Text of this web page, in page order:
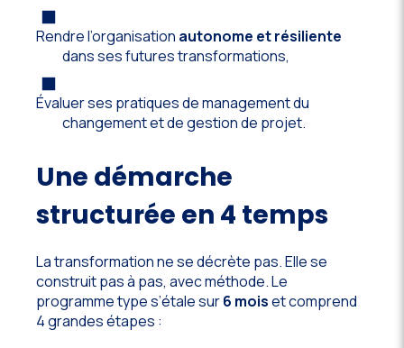
Rendre l’organisation autonome et résiliente
dans ses futures transformations,
Évaluer ses pratiques de management du
changement et de gestion de projet.
Une démarche
structurée en 4 temps
La transformation ne se décrète pas. Elle se
construit pas à pas, avec méthode. Le
programme type s’étale sur6 moiset comprend
4 grandes étapes :